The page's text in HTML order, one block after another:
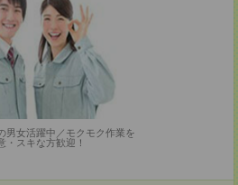
男女活躍中／モクモク作業を
・スキな方歓迎！